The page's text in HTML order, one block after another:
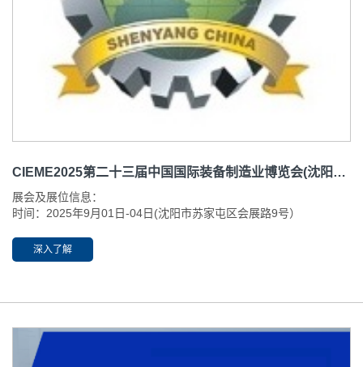
CIEME2025第二十三届中国国际装备制造业博览会(沈阳制博会）
展会及展位信息：
时间：2025年9月01日-04日(沈阳市苏家屯区会展路9号）
地点：沈阳国际展览中心
展位号：E2-A1
深入了解